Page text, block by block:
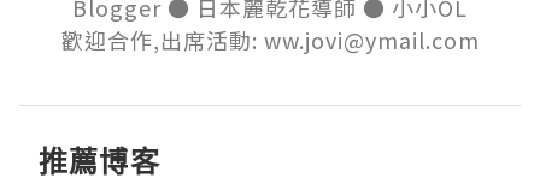
Blogger ● 日本麗乾花導師 ● 小小OL
歡迎合作,出席活動: ww.jovi@ymail.com
推薦博客